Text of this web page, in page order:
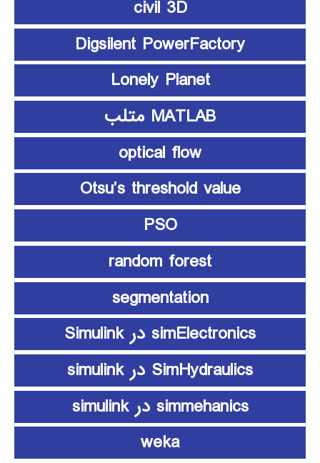
civil 3D
Digsilent PowerFactory
Lonely Planet
MATLAB متلب
optical flow
Otsu’s threshold value
PSO
random forest
segmentation
simElectronics در Simulink
SimHydraulics در simulink
simmehanics در simulink
weka